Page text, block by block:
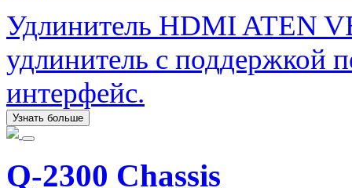
Удлинитель HDMI ATEN
удлинитель с поддержкой
интерфейс.
Узнать больше
Q-2300 Chassis